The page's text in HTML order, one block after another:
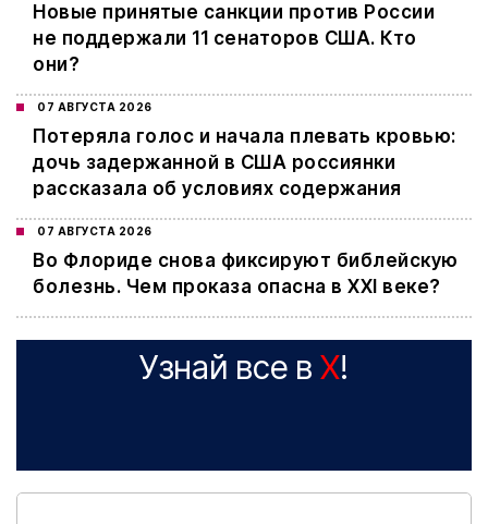
Новые принятые санкции против России
не поддержали 11 сенаторов США. Кто
они?
07 АВГУСТА 2026
Потеряла голос и начала плевать кровью:
дочь задержанной в США россиянки
рассказала об условиях содержания
07 АВГУСТА 2026
Во Флориде снова фиксируют библейскую
болезнь. Чем проказа опасна в XXI веке?
Узнай все в X!